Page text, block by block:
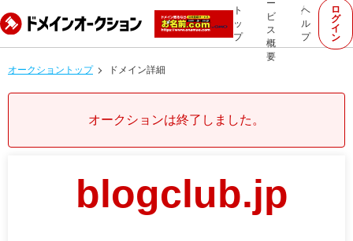
ト
ッ
プ
ー
ビ
ス
概
要
ヘ
ル
プ
ロ
グ
イ
ン
オークショントップ ドメイン詳細
オークションは終了しました。
blogclub.jp